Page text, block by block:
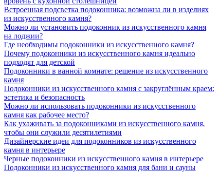
Встроенная подсветка подоконника: возможна ли в изделиях
из искусственного камня?
Можно ли установить подоконник из искусственного камня
на лоджии?
Где необходимы подоконники из искусственного камня?
Почему подоконники из искусственного камня идеально
подходят для детской
Подоконники в ванной комнате: решение из искусственного
камня
Подоконники из искусственного камня с закруглённым краем:
эстетика и безопасность
Можно ли использовать подоконники из искусственного
камня как рабочее место?
Как ухаживать за подоконниками из искусственного камня,
чтобы они служили десятилетиями
Дизайнерские идеи для подоконников из искусственного
камня в интерьере
Черные подоконники из искусственного камня в интерьере
Подоконники из искусственного камня для бани и сауны